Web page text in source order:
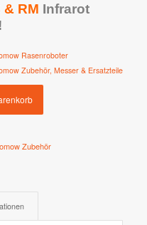
& RM Infrarot
Rasenroboter
Zubehör, Messer & Ersatzteile
Zubehör